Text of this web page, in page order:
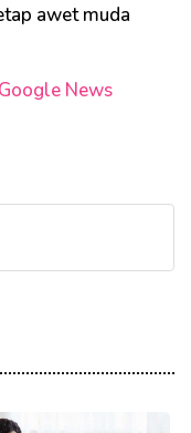
awet muda
Google News